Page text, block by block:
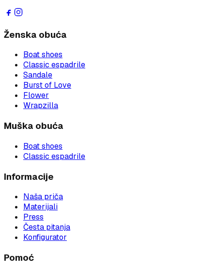
Ženska obuća
Boat shoes
Classic espadrile
Sandale
Burst of Love
Flower
Wrapzilla
Muška obuća
Boat shoes
Classic espadrile
Informacije
Naša priča
Materijali
Press
Česta pitanja
Konfigurator
Pomoć